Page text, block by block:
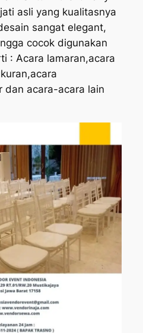
asli yang kualitasnya
sangat elegant,
cocok digunakan
: Acara lamaran,acara
dan acara-acara lain